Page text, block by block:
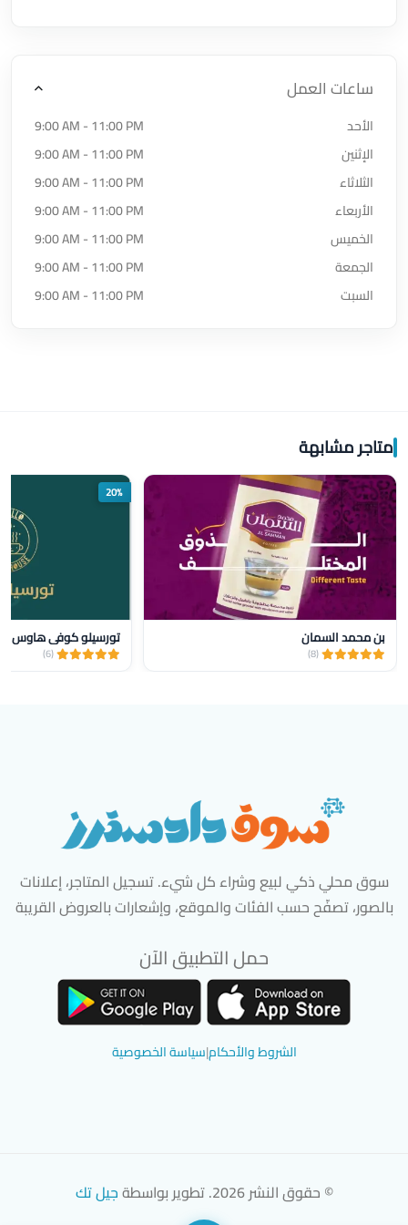
ساعات العمل
الأحد
9:00 AM - 11:00 PM
الإثنين
9:00 AM - 11:00 PM
الثلاثاء
9:00 AM - 11:00 PM
الأربعاء
9:00 AM - 11:00 PM
الخميس
9:00 AM - 11:00 PM
الجمعة
9:00 AM - 11:00 PM
السبت
9:00 AM - 11:00 PM
متاجر مشابهة
بن محمد السمان
(8)
20%
تورسيلو كوفي هاوس
(6)
سوق محلي ذكي لبيع وشراء كل شيء. تسجيل المتاجر، إعلانات
بالصور، تصفّح حسب الفئات والموقع، وإشعارات بالعروض القريبة
حمل التطبيق الآن
الشروط والأحكام|سياسة الخصوصية
© حقوق النشر 2026. تطوير بواسطة جيل تك